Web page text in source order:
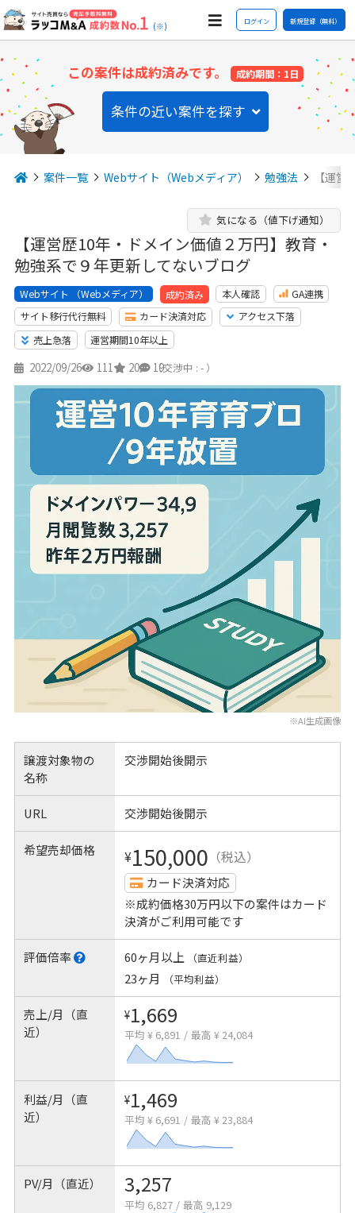
(※) ログイン 新規登録（無料）
この案件は成約済みです。 成約期間：1日
条件の近い案件を探す
案件一覧 Webサイト（Webメディア） 勉強法 【運
【運営歴10年・ドメイン価値２万円】教育・
勉強系で９年更新してないブログ
気になる（値下げ通知）
Webサイト （Webメディア） 成約済み 本人確認
GA連携
サイト移行代行無料
カード決済対応
アクセス下落
売上急落
運営期間10年以上
2022/09/26 111 20 19
（交渉中 : - ）
※AI生成画像
譲渡対象物の
名称
交渉開始後開示
URL 交渉開始後開示
希望売却価格 ¥150,000 （税込）
カード決済対応
※成約価格30万円以下の案件はカード
決済がご利用可能です
評価倍率 60ヶ月以上 （直近利益）
23ヶ月 （平均利益）
売上/月（直
近）
¥1,669
平均 ¥ 6,891 / 最高 ¥ 24,084
利益/月（直
近）
¥1,469
平均 ¥ 6,691 / 最高 ¥ 23,884
PV/月（直近） 3,257
平均 6,827 / 最高 9,129